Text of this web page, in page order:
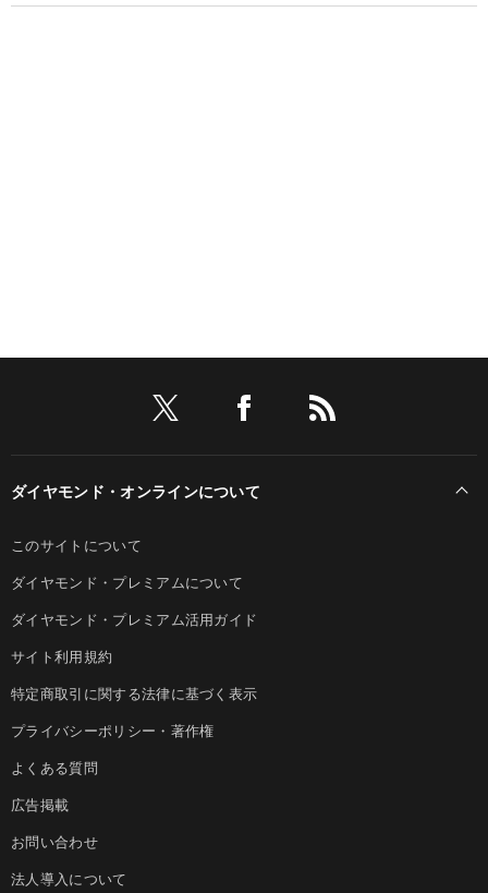
ダイヤモンド・オンラインについて
このサイトについて
ダイヤモンド・プレミアムについて
ダイヤモンド・プレミアム活用ガイド
サイト利用規約
特定商取引に関する法律に基づく表示
プライバシーポリシー・著作権
よくある質問
広告掲載
お問い合わせ
法人導入について